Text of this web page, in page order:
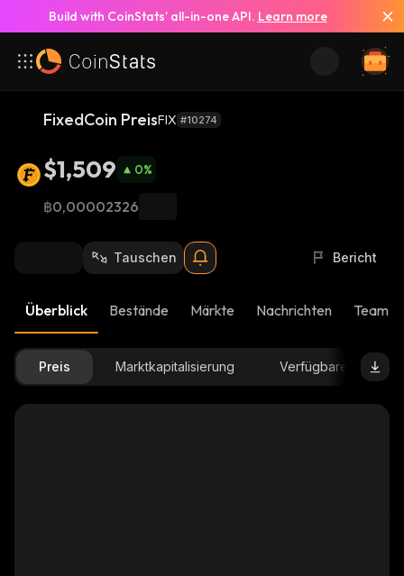
Build with CoinStats’ all-in-one API. Learn more
FixedCoin PreisFIX #10274
$1,509 0%
฿0,00002326
Tauschen Bericht
Überblick Bestände Märkte Nachrichten Team-
Preis Marktkapitalisierung Verfügbare Menge